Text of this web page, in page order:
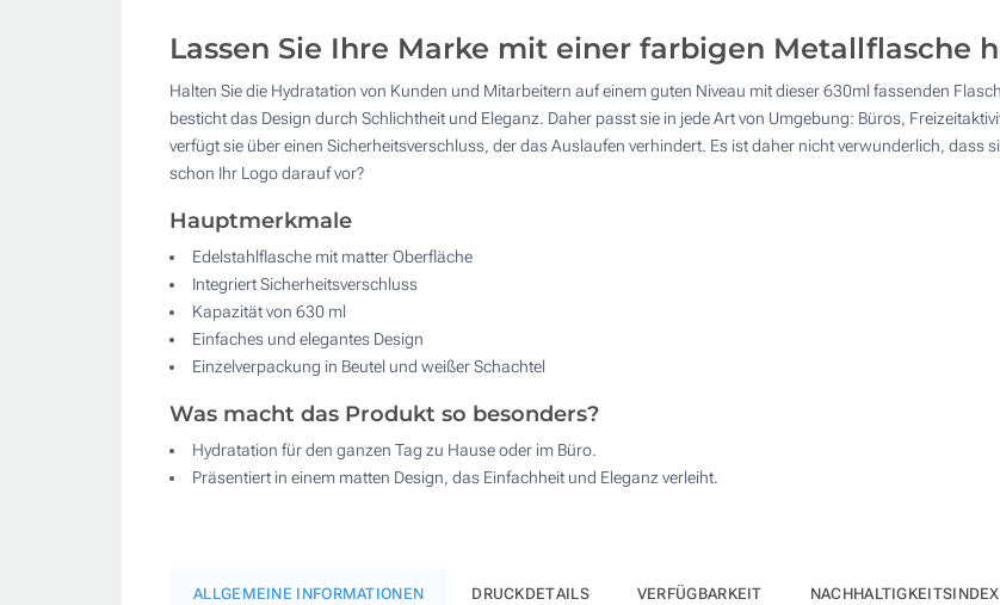
Lasergravur (Auf einer Seite)
Digitaldruck in Vollfarbe (Rundum-Druck)
600
Aktualisieren
Lassen Sie Ihre Marke mit einer farbigen Metallflasche
Halten Sie die Hydratation von Kunden und Mitarbeitern auf einem guten Niveau mit dieser 630ml fassenden
besticht das Design durch Schlichtheit und Eleganz. Daher passt sie in jede Art von Umgebung: Büros,
verfügt sie über einen Sicherheitsverschluss, der das Auslaufen verhindert. Es ist daher nicht verwunderlich, dass
schon Ihr Logo darauf vor?
Hauptmerkmale
Edelstahlflasche mit matter Oberfläche
Integriert Sicherheitsverschluss
Kapazität von 630 ml
Einfaches und elegantes Design
Einzelverpackung in Beutel und weißer Schachtel
Was macht das Produkt so besonders?
Hydratation für den ganzen Tag zu Hause oder im Büro.
Präsentiert in einem matten Design, das Einfachheit und Eleganz verleiht.
ALLGEMEINE INFORMATIONEN DRUCKDETAILS VERFÜGBARKEIT NACHHALTIGKEITSINDEX